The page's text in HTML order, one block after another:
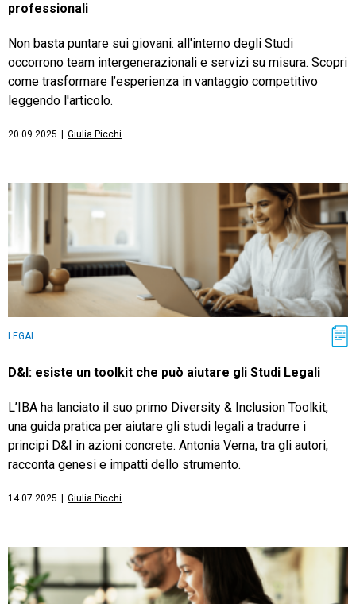
professionali
Non basta puntare sui giovani: all'interno degli Studi
occorrono team intergenerazionali e servizi su misura. Scopri
come trasformare l’esperienza in vantaggio competitivo
leggendo l'articolo.
20.09.2025 Giulia Picchi
LEGAL
D&I: esiste un toolkit che può aiutare gli Studi Legali
L’IBA ha lanciato il suo primo Diversity & Inclusion Toolkit,
una guida pratica per aiutare gli studi legali a tradurre i
principi D&I in azioni concrete. Antonia Verna, tra gli autori,
racconta genesi e impatti dello strumento.
14.07.2025 Giulia Picchi